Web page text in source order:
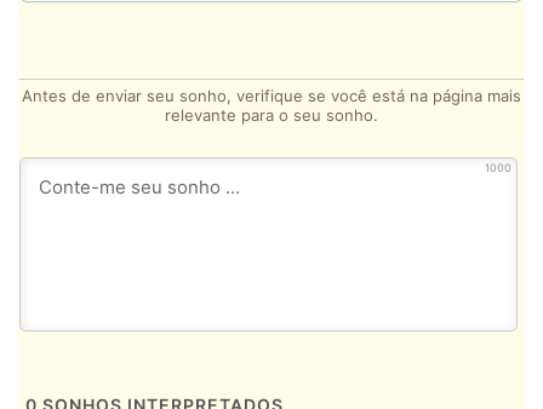
Antes de enviar seu sonho, verifique se você está na página mais
relevante para o seu sonho.
1000
0 SONHOS INTERPRETADOS